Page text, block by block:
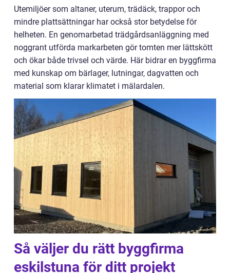
Utemiljöer som altaner, uterum, trädäck, trappor och
mindre plattsättningar har också stor betydelse för
helheten. En genomarbetad trädgårdsanläggning med
noggrant utförda markarbeten gör tomten mer lättskött
och ökar både trivsel och värde. Här bidrar en byggfirma
med kunskap om bärlager, lutningar, dagvatten och
material som klarar klimatet i mälardalen.
Så väljer du rätt byggfirma
eskilstuna för ditt projekt